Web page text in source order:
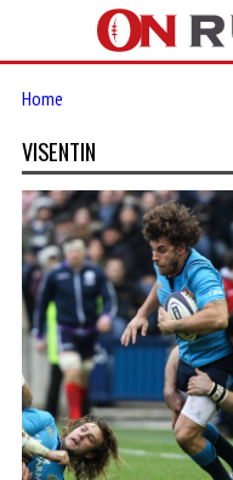
Home
VISENTIN